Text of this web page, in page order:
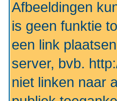
Afbeeldingen
is geen funktie
een link
server, bvb.
niet linken naar